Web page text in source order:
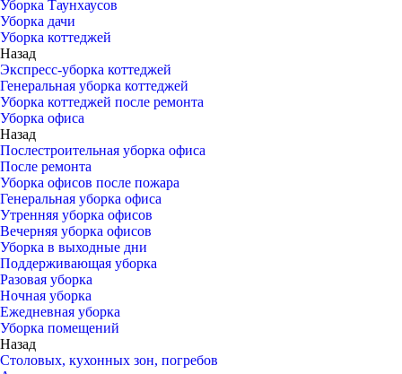
Уборка Таунхаусов
Уборка дачи
Уборка коттеджей
Назад
Экспресс-уборка коттеджей
Генеральная уборка коттеджей
Уборка коттеджей после ремонта
Уборка офиса
Назад
Послестроительная уборка офиса
После ремонта
Уборка офисов после пожара
Генеральная уборка офиса
Утренняя уборка офисов
Вечерняя уборка офисов
Уборка в выходные дни
Поддерживающая уборка
Разовая уборка
Ночная уборка
Ежедневная уборка
Уборка помещений
Назад
Столовых, кухонных зон, погребов